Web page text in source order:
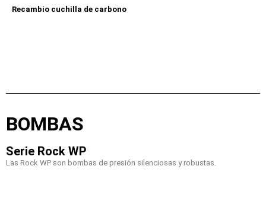
Recambio cuchilla de carbono
BOMBAS
Serie Rock WP
Las Rock WP son bombas de presión silenciosas y robustas.